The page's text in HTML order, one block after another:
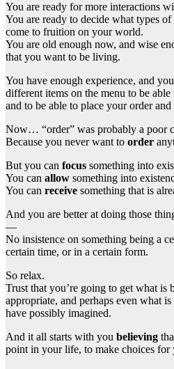
You are ready for more interactions
You are ready to decide what types
come to fruition on your world.
You are old enough now, and wise
that you want to be living.
You have enough experience, and
different items on the menu to be
and to be able to place your order
Now… “order” was probably a poor
Because you never want to order
But you can focus something into
You can allow something into
You can receive something that is
And you are better at doing those
—
No insistence on something being a
certain time, or in a certain form.
So relax.
Trust that you’re going to get what is
appropriate, and perhaps even what
have possibly imagined.
And it all starts with you believing
point in your life, to make choices for